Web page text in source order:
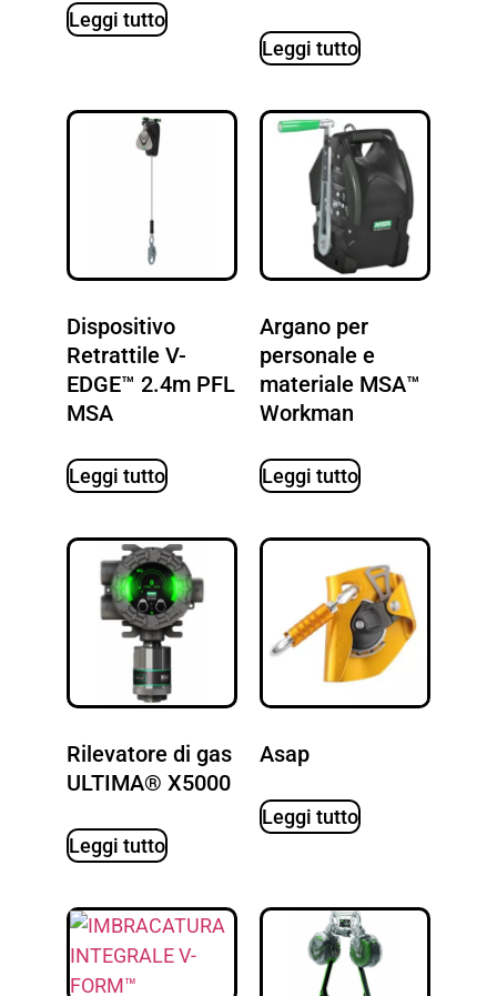
Leggi tutto
Leggi tutto
Dispositivo
Retrattile V-
EDGE™ 2.4m PFL
MSA
Leggi tutto
Argano per
personale e
materiale MSA™
Workman
Leggi tutto
Rilevatore di gas
ULTIMA® X5000
Leggi tutto
Asap
Leggi tutto